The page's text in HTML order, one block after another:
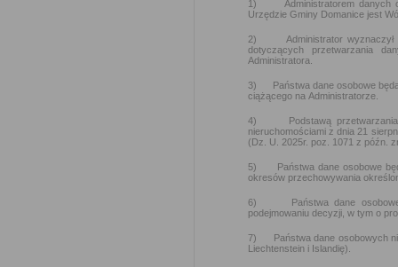
1) Administratorem danych
Urzędzie Gminy Domanice jest
2) Administrator wyznaczył
dotyczących przetwarzania
Administratora.
3) Państwa dane osobowe będą
ciążącego na Administratorze.
4) Podstawą przetwarzania
nieruchomościami z dnia 21
(Dz. U. 2025r. poz. 1071 z późn.
5) Państwa dane osobowe
okresów przechowywania
6) Państwa dane osobowe
podejmowaniu decyzji, w tym o
7) Państwa dane osobowych
Liechtenstein i Islandię).